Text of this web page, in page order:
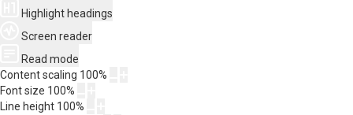
Highlight headings
Screen reader
Read mode
Content scaling 100%
Font size 100%
Line height 100%